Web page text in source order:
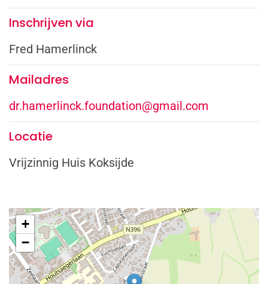
Inschrijven via
Fred Hamerlinck
Mailadres
dr.hamerlinck.foundation@gmail.com
Locatie
Vrijzinnig Huis Koksijde
+
−